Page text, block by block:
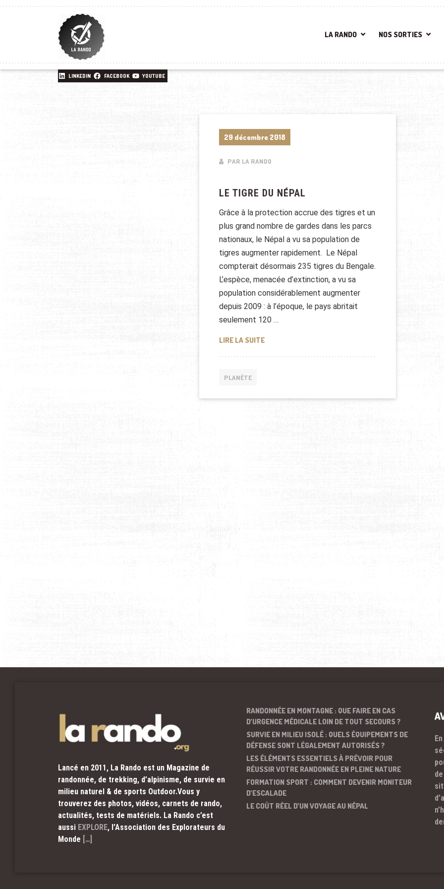
LA RANDO NOS SORTIES
LINKEDIN FACEBOOK YOUTUBE
29 décembre 2018
PAR LA RANDO
LE TIGRE DU NÉPAL
Grâce à la protection accrue des tigres et un
plus grand nombre de gardes dans les parcs
nationaux, le Népal a vu sa population de
tigres augmenter rapidement. Le Népal
compterait désormais 235 tigres du Bengale.
L’espèce, menacée d’extinction, a vu sa
population considérablement augmenter
depuis 2009 : à l’époque, le pays abritait
seulement 120 …
LIRE LA SUITELE TIGRE DU NÉPAL
PLANÈTE
Lancé en 2011, La Rando est un Magazine de
randonnée, de trekking, d’alpinisme, de survie en
milieu naturel & de sports Outdoor.Vous y
trouverez des photos, vidéos, carnets de rando,
actualités, tests de matériels. La Rando c’est
aussi EXPLORE, l’Association des Explorateurs du
Monde […]
RANDONNÉE EN MONTAGNE : QUE FAIRE EN CAS
D’URGENCE MÉDICALE LOIN DE TOUT SECOURS ?
SURVIE EN MILIEU ISOLÉ : QUELS ÉQUIPEMENTS DE
DÉFENSE SONT LÉGALEMENT AUTORISÉS ?
LES ÉLÉMENTS ESSENTIELS À PRÉVOIR POUR
RÉUSSIR VOTRE RANDONNÉE EN PLEINE NATURE
FORMATION SPORT : COMMENT DEVENIR MONITEUR
D’ESCALADE
LE COÛT RÉEL D’UN VOYAGE AU NÉPAL